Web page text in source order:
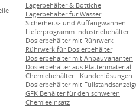
Lagerbehälter & Bottiche
Lagerbehälter für Wasser
Sicherheits- und Auffangwannen
Lieferprogramm Industriebehälter
Dosierbehälter mit Rührwerk
Rührwerk für Dosierbehälter
Dosierbehälter mit Anbauvarianten
Dosierbehälter aus Plattenmaterial
Chemiebehälter - Kundenlösungen
Dosierbehälter mit
GFK Behälter für den schweren
Chemieeinsatz